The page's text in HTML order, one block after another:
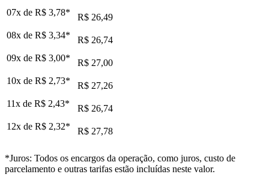
07x de R$ 3,78*
R$ 26,49
08x de R$ 3,34*
R$ 26,74
09x de R$ 3,00*
R$ 27,00
10x de R$ 2,73*
R$ 27,26
11x de R$ 2,43*
R$ 26,74
12x de R$ 2,32* R$ 27,78
*Juros: Todos os encargos da operação, como juros, custo de
parcelamento e outras tarifas estão incluídas neste valor.